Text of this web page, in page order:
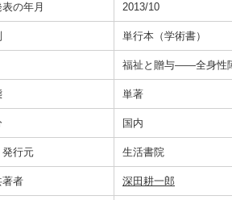
の年月 2013/10
単行本（学術書）
福祉と贈与――全身性
単著
国内
発行元 生活書院
著者 深田耕一郎